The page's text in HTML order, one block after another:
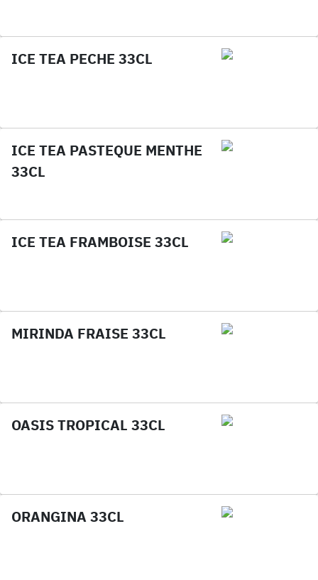
ICE TEA PECHE 33CL
ICE TEA PASTEQUE MENTHE
33CL
ICE TEA FRAMBOISE 33CL
MIRINDA FRAISE 33CL
OASIS TROPICAL 33CL
ORANGINA 33CL